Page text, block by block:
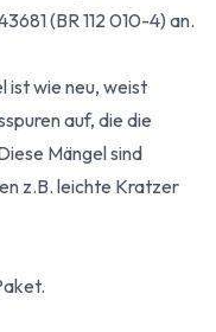
(BR 112 010-4) an.
ist wie neu, weist
auf, die die
Mängel sind
z.B. leichte Kratzer